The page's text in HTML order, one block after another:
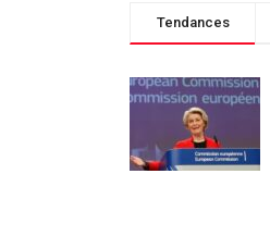
Tendances